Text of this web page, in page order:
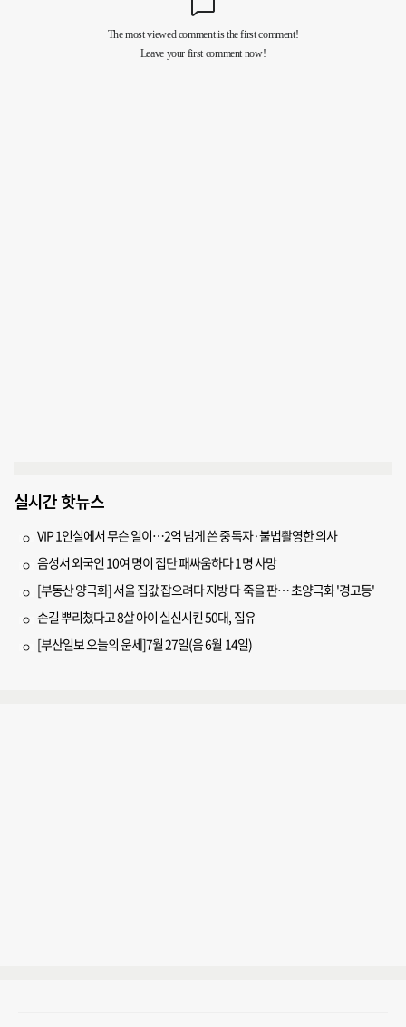
실시간 핫뉴스
VIP 1인실에서 무슨 일이…2억 넘게 쓴 중독자·불법촬영한 의사
음성서 외국인 10여 명이 집단 패싸움하다 1명 사망
[부동산 양극화] 서울 집값 잡으려다 지방 다 죽을 판… 초양극화 '경고등'
손길 뿌리쳤다고 8살 아이 실신시킨 50대, 집유
[부산일보 오늘의 운세]7월 27일(음 6월 14일)